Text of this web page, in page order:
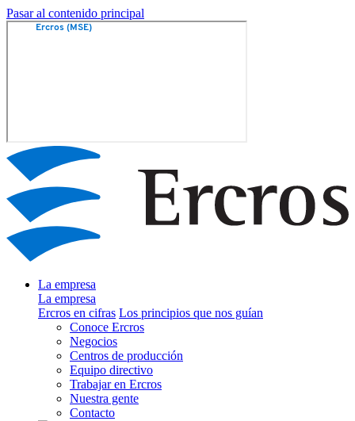
Pasar al contenido principal
La empresa
La empresa
Ercros en cifras Los principios que nos guían
Conoce Ercros
Negocios
Centros de producción
Equipo directivo
Trabajar en Ercros
Nuestra gente
Contacto